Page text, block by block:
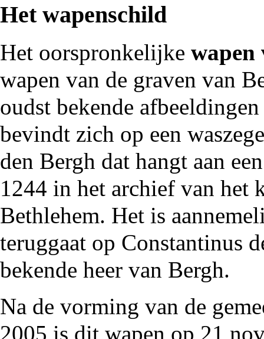
Het wapenschild
Het oorspronkelijke wapen
wapen van de graven van
oudst bekende
bevindt zich op een
den Bergh dat hangt aan
1244 in het archief van het
Bethlehem. Het is
teruggaat op Constantinus
bekende heer van Bergh.
Na de vorming van de
2005 is dit wapen op 21